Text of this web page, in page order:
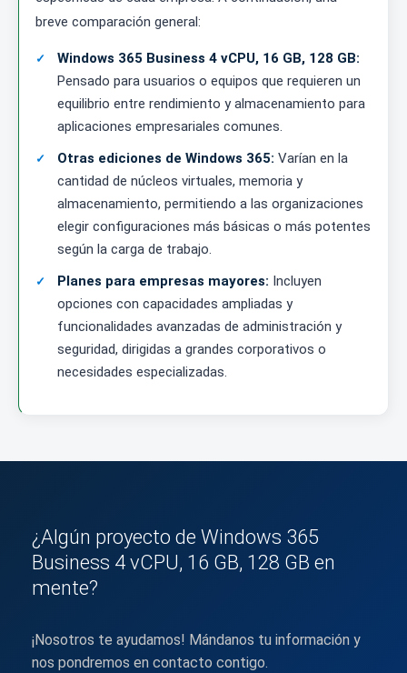
breve comparación general:
Windows 365 Business 4 vCPU, 16 GB, 128 GB:
Pensado para usuarios o equipos que requieren un
equilibrio entre rendimiento y almacenamiento para
aplicaciones empresariales comunes.
Otras ediciones de Windows 365: Varían en la
cantidad de núcleos virtuales, memoria y
almacenamiento, permitiendo a las organizaciones
elegir configuraciones más básicas o más potentes
según la carga de trabajo.
Planes para empresas mayores: Incluyen
opciones con capacidades ampliadas y
funcionalidades avanzadas de administración y
seguridad, dirigidas a grandes corporativos o
necesidades especializadas.
¿Algún proyecto de Windows 365
Business 4 vCPU, 16 GB, 128 GB en
mente?
¡Nosotros te ayudamos! Mándanos tu información y
nos pondremos en contacto contigo.